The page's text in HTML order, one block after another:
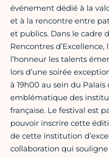
événement dédié à la
et à la rencontre entre
et publics. Dans le cadre
Rencontres
l’honneur les talents
lors d’une soirée
à 19h00 au sein du
emblématique des
française. Le festival est
pouvoir inscrire cette
de cette institution
collaboration qui